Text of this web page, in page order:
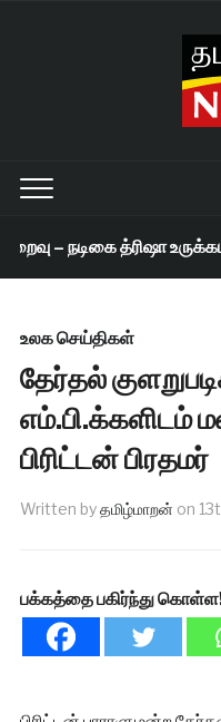
– நடிகை த்ரிஷா
உலக செய்திகள்
தேர்தல்
எம்.பி.க்களிடம்
பிரிட்டன் பிரதமர்
Written byதமிழ்மாறன் on
பக்கத்தை பகிர்ந்து